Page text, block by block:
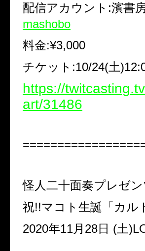
配信アカウント:濱書
mashobo
料金:¥3,000
チケット:10/24(土
https://
art/31486
怪人二十面奏プレゼン
祝!!マコト生誕「カル
2020年11月28日 (土